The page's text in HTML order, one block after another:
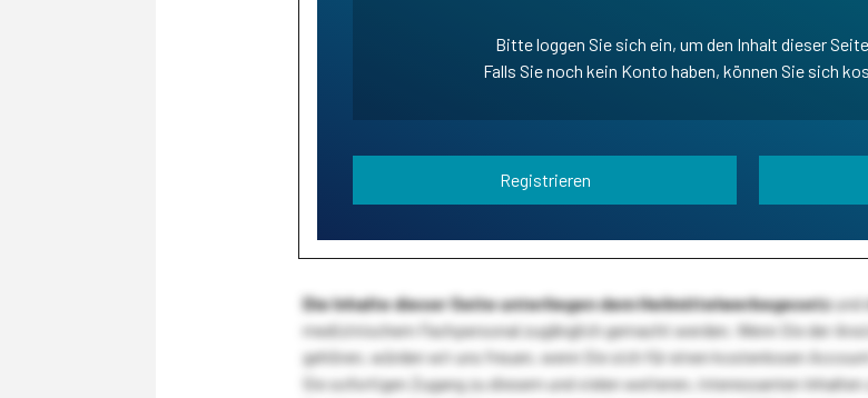
Bitte loggen Sie sich ein, um den Inhalt dieser
Falls Sie noch kein Konto haben, können Sie sich
Registrieren
Die Inhalte dieser Seite unterliegen dem Heilmittelwerbegesetzund
medizinischem Fachpersonal zugänglich gemacht werden. Wenn Sie der
gehören, würden wir uns freuen, wenn Sie sich für einen kostenlosen
Sie sofortigen Zugang zu diesem und vielen weiteren, interessanten